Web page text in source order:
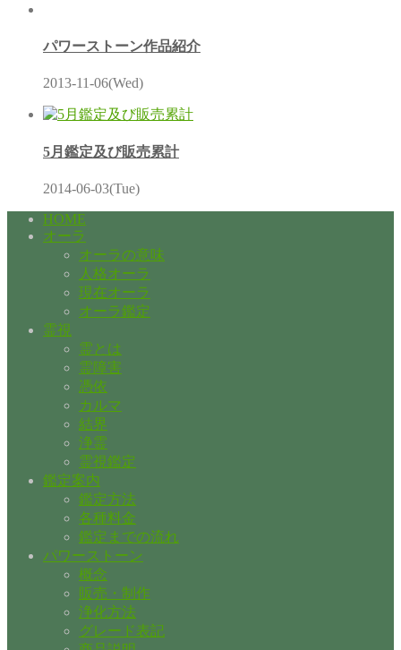
パワーストーン作品紹介
2013-11-06(Wed)
5月鑑定及び販売累計
2014-06-03(Tue)
HOME
オーラ
オーラの意味
人格オーラ
現在オーラ
オーラ鑑定
霊視
霊とは
霊障害
憑依
カルマ
結界
浄霊
霊視鑑定
鑑定案内
鑑定方法
各種料金
鑑定までの流れ
パワーストーン
概念
販売・制作
浄化方法
グレード表記